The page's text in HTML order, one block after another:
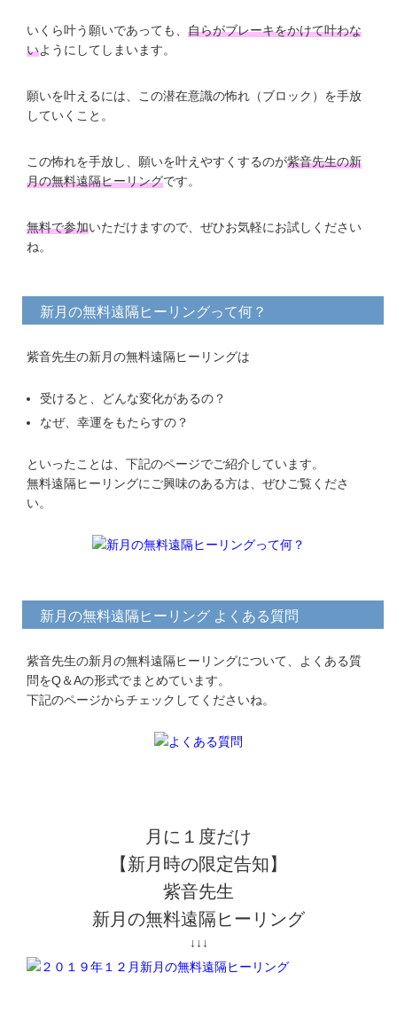
いくら叶う願いであっても、 自らがブレーキをかけて叶わな
いようにしてしまいます。
願いを叶えるには、この潜在意識の怖れ（ブロック）を手放
していくこと。
この怖れを手放し、願いを叶えやすくするのが紫音先生の新
月の無料遠隔ヒーリングです。
無料で参加いただけますので、ぜひお気軽にお試しください
ね。
新月の無料遠隔ヒーリングって何？
紫音先生の新月の無料遠隔ヒーリングは
受けると、どんな変化があるの？
なぜ、幸運をもたらすの？
といったことは、下記のページでご紹介しています。
無料遠隔ヒーリングにご興味のある方は、ぜひご覧くださ
い。
新月の無料遠隔ヒーリング よくある質問
紫音先生の新月の無料遠隔ヒーリングについて、よくある質
問をQ＆Aの形式でまとめています。
下記のページからチェックしてくださいね。
月に１度だけ
【新月時の限定告知】
紫音先生
新月の無料遠隔ヒーリング
↓↓↓